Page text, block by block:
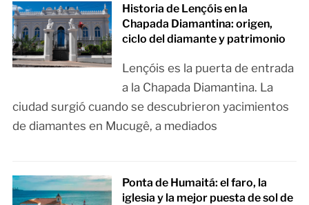
Historia de Lençóis en la
Chapada Diamantina: origen,
ciclo del diamante y patrimonio
Lençóis es la puerta de entrada
a la Chapada Diamantina. La
ciudad surgió cuando se descubrieron yacimientos
de diamantes en Mucugê, a mediados
Ponta de Humaitá: el faro, la
iglesia y la mejor puesta de sol de